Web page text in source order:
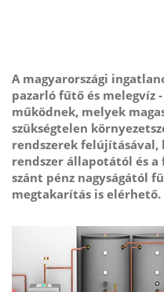
A magyarországi
pazarló fűtő és melegvíz
működnek, melyek
szükségtelen
rendszerek felújításával,
rendszer állapotától és
szánt pénz nagyságától
megtakarítás is elérhető.